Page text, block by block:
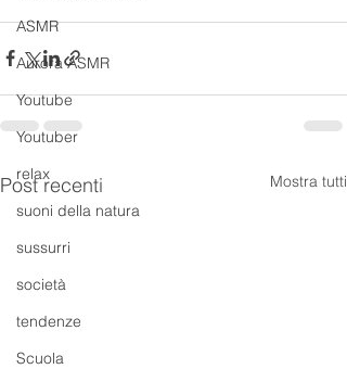
ASMR
Aurora ASMR
Youtube
Youtuber
relax
suoni della natura
sussurri
società
tendenze
Scuola
Post recenti Mostra tutti